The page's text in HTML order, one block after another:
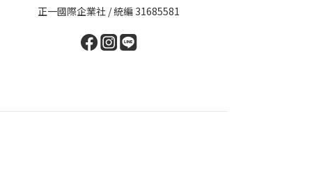
正一國際企業社 / 統編 31685581